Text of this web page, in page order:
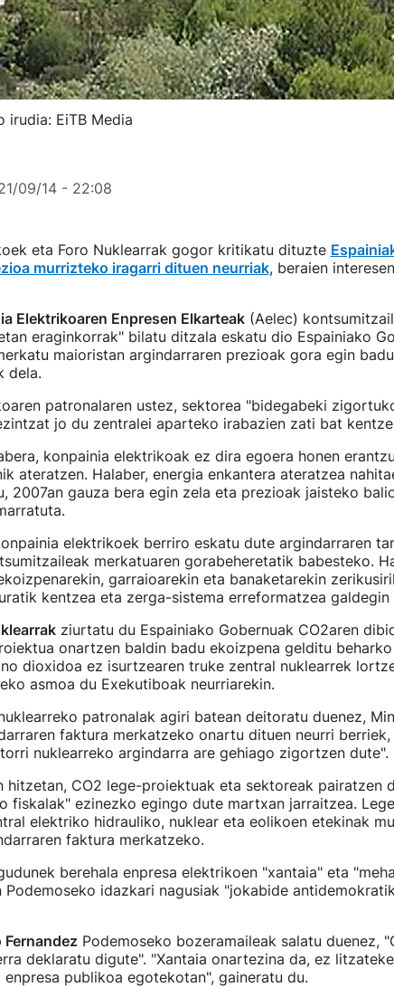
irudia: EiTB Media
09/14 - 22:08
eta Foro Nuklearrak gogor kritikatu dituzte
murrizteko iragarri dituen neurriak, beraien
Elektrikoaren Enpresen Elkarteak(Aelec)
eraginkorrak" bilatu ditzala eskatu dio Espainiako
maioristan argindarraren prezioak gora egin
dela.
patronalaren ustez, sektorea "bidegabeki
jo du zentralei aparteko irabazien zati bat
konpainia elektrikoak ez dira egoera honen
ateratzen. Halaber, energia enkantera ateratzea
2007an gauza bera egin zela eta prezioak jaisteko
elektrikoek berriro eskatu dute argindarraren
merkatuaren gorabeheretatik babesteko.
garraioarekin eta banaketarekin
kentzea eta zerga-sistema erreformatzea galdegin
ziurtatu du Espainiako Gobernuak CO2aren
onartzen baldin badu ekoizpena gelditu
dioxidoa ez isurtzearen truke zentral nuklearrek
asmoa du Exekutiboak neurriarekin.
patronalak agiri batean deitoratu duenez,
faktura merkatzeko onartu dituen neurri
nuklearreko argindarra are gehiago zigortzen dute".
hitzetan, CO2 lege-proiektuak eta sektoreak pairatzen
fiskalak" ezinezko egingo dute martxan jarraitzea.
elektriko hidrauliko, nuklear eta eolikoen etekinak
faktura merkatzeko.
berehala enpresa elektrikoen "xantaia" eta
Podemoseko idazkari nagusiak "jokabide
FernandezPodemoseko bozeramaileak salatu duenez,
deklaratu digute". "Xantaia onartezina da, ez
enpresa publikoa egotekotan", gaineratu du.